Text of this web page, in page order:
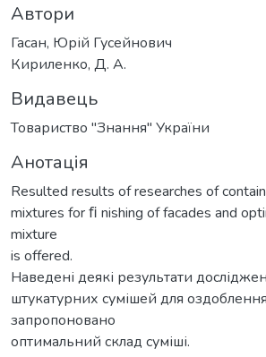
Автори
Гасан, Юрій Гусейнович
Кириленко, Д. А.
Видавець
Товариство "Знання" України
Анотація
Resulted results of researches of
mixtures for ﬁ nishing of facades and
mixture
is offered.
Наведені деякі результати
штукатурних сумішей для
запропоновано
оптимальний склад суміші.